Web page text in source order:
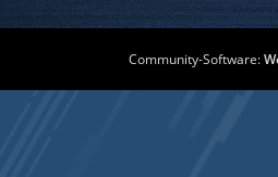
Community-Software: